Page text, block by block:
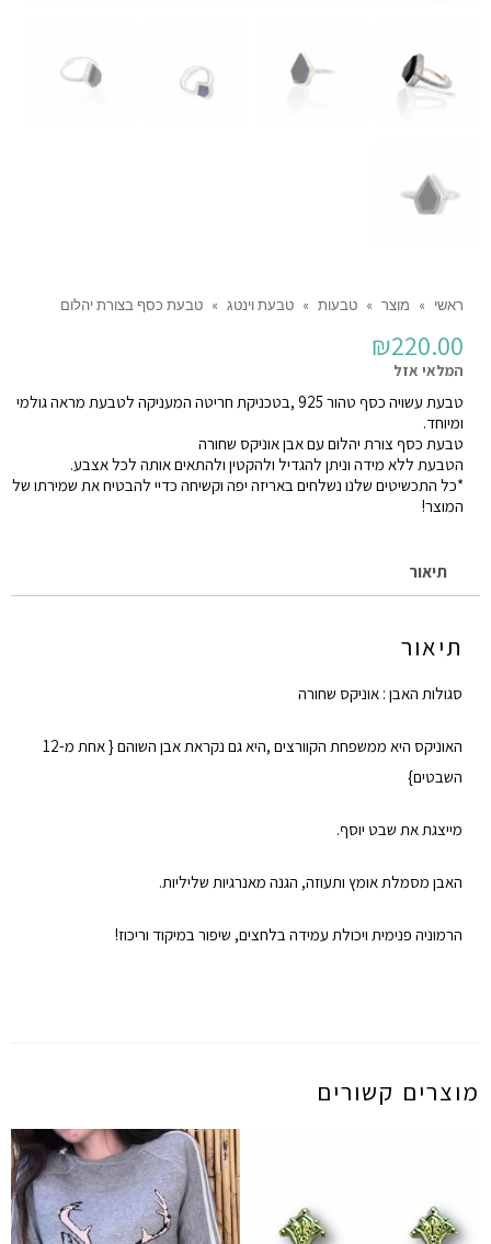
ראשי » מוצר » טבעות » טבעת וינטג » טבעת כסף בצורת יהלום
₪220.00
המלאי אזל
טבעת עשויה כסף טהור 925 ,בטכניקת חריטה המעניקה לטבעת מראה גולמי
ומיוחד.
טבעת כסף צורת יהלום עם אבן אוניקס שחורה
הטבעת ללא מידה וניתן להגדיל ולהקטין ולהתאים אותה לכל אצבע.
*כל התכשיטים שלנו נשלחים באריזה יפה וקשיחה כדיי להבטיח את שמירתו של
המוצר!
תיאור
תיאור
סגולות האבן : אוניקס שחורה
האוניקס היא ממשפחת הקוורצים ,היא גם נקראת אבן השוהם { אחת מ-12
השבטים}
מייצגת את שבט יוסף.
האבן מסמלת אומץ ותעוזה, הגנה מאנרגיות שליליות.
הרמוניה פנימית ויכולת עמידה בלחצים, שיפור במיקוד וריכוז!
מוצרים קשורים